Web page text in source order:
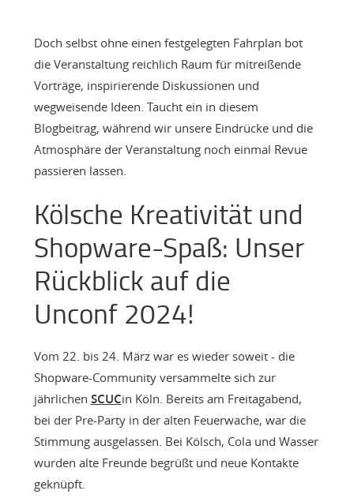
Doch selbst ohne einen festgelegten Fahrplan bot
die Veranstaltung reichlich Raum für mitreißende
Vorträge, inspirierende Diskussionen und
wegweisende Ideen. Taucht ein in diesem
Blogbeitrag, während wir unsere Eindrücke und die
Atmosphäre der Veranstaltung noch einmal Revue
passieren lassen.
Kölsche Kreativität und
Shopware-Spaß: Unser
Rückblick auf die
Unconf 2024!
Vom 22. bis 24. März war es wieder soweit - die
Shopware-Community versammelte sich zur
jährlichen SCUCin Köln. Bereits am Freitagabend,
bei der Pre-Party in der alten Feuerwache, war die
Stimmung ausgelassen. Bei Kölsch, Cola und Wasser
wurden alte Freunde begrüßt und neue Kontakte
geknüpft.